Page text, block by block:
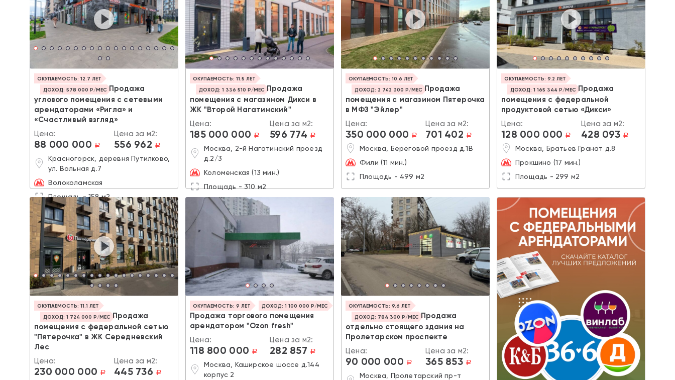
ОКУПАЕМОСТЬ: 12.7 ЛЕТ
ДОХОД: 578 000 Р/МЕС Продажа
углового помещения с сетевыми
арендаторами «Ригла» и
«Счастливый взгляд»
Цена:
88 000 000 a
Цена за м2:
556 962 a
Красногорск, деревня Путилково,
ул. Вольная д.7
Волоколамская
Площадь - 158 м2
ОКУПАЕМОСТЬ: 11.5 ЛЕТ
ДОХОД: 1 336 510 Р/МЕС Продажа
помещения с магазином Дикси в
ЖК "Второй Нагатинский"
Цена:
185 000 000 a
Цена за м2:
596 774 a
Москва, 2-й Нагатинский проезд
д.2/3
Коломенская (13 мин.)
Площадь - 310 м2
ОКУПАЕМОСТЬ: 10.6 ЛЕТ
ДОХОД: 2 742 300 Р/МЕС Продажа
помещения с магазином Пятерочка
в МФЗ "Эйлер"
Цена:
350 000 000 a
Цена за м2:
701 402 a
Москва, Береговой проезд д.1В
Фили (11 мин.)
Площадь - 499 м2
ОКУПАЕМОСТЬ: 9.2 ЛЕТ
ДОХОД: 1 165 344 Р/МЕС Продажа
помещения с федеральной
продуктовой сетью «Дикси»
Цена:
128 000 000 a
Цена за м2:
428 093 a
Москва, Братьев Гранат д.8
Прокшино (17 мин.)
Площадь - 299 м2
ОКУПАЕМОСТЬ: 11.1 ЛЕТ
ДОХОД: 1 724 000 Р/МЕС Продажа
помещения с федеральной сетью
"Пятерочка" в ЖК Середневский
Лес
Цена:
230 000 000 a
Цена за м2:
445 736 a
ОКУПАЕМОСТЬ: 9 ЛЕТ ДОХОД: 1 100 000 Р/МЕС
Продажа торгового помещения
арендатором "Ozon fresh"
Цена:
118 800 000 a
Цена за м2:
282 857 a
Москва, Каширское шоссе д.144
корпус 2
ОКУПАЕМОСТЬ: 9.6 ЛЕТ
ДОХОД: 784 300 Р/МЕС Продажа
отдельно стоящего здания на
Пролетарском проспекте
Цена:
90 000 000 a
Цена за м2:
365 853 a
Москва, Пролетарский пр-т